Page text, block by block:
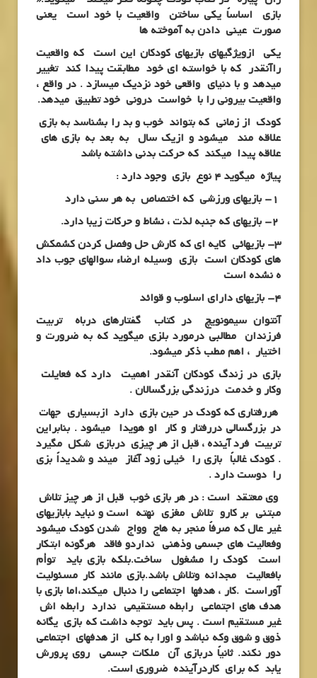
بازی اساساً یکی ساختن واقعیت با خود است یعنی
صورت عینی دادن به آموخته ها
یکی ازویژگیهای بازیهای کودکان این است که واقعیت
راآنقدر که با خواسته ای خود مطابقت پیدا کند تغییر
میدهد و با دنیای واقعی خود نزدیک میسازد . در واقع ،
واقعیت بیرونی را با خواست درونی خود تطبیق میدهد.
کودک از زمانی که بتواند خوب و بد را بشناسد به بازی
علاقه مند میشود و ازیک سال به بعد به بازی های
علاقه پیدا میکند که حرکت بدنی داشته باشد
پیاژه میگوید 4 نوع بازی وجود دارد :
3- بازیهائی کایه ای که کارش حل وفصل کردن کشمکش
های کودکان است بازی وسیله ارضاء سوالهای جوب داد
ه نشده است
4- بازیهای دارای اسلوب و قوائد
آنتوان سیمونویچ در کتاب گفتارهای درباه تربیت
فرزندان مطالبی درمورد بلزی میگوید که به ضرورت و
اختیار ، اهم مطب ذکر میشود.
بازی در زندگ کودکان آنقدر اهمیت دارد که فعایلت
وکار و خدمت درزندگی بزرگسالان .
هررفتاری که کودک در حین بازی دارد ازبسیاری جهات
در بزرگسالی دررفتار و کار او هویدا میشود . بنابراین
تربیت فرد آینده ، قبل از هر چیزی دربازی شکل مگیرد
. کودک غالباً بازی را خیلی زود آغاز میند و شدیداً بزی
را دوست دارد .
وی معتقد است : در هر بازی خوب قبل از هر چیز تلاش
مبتنی بر کارو تلاش مغزی نهته است و نباید بابازیهای
غیر عال که صرفاً منجر به هاج وواج شدن کودک میشود
وفعالیت های جسمی وذهنی نداردو فاقد هرگونه ابتکار
است کودک را مشغول ساخت.بلکه بازی باید توأم
بافعالیت مجدانه وتلاش باشد.بازی مانند کار مسئولیت
آوراست .کار ، هدفها اجتماعی را دنبال میکند،اما بازی با
هدف های اجتماعی رابطه مستقیمی ندارد رابطه اش
غیر مستقیم است . پس باید توجه داشت که بازی یگانه
ذوق و شوق وکه نباشد و اورا به کلی از هدفهای اجتماعی
دور نکند. ثانیاً دربازی آن ملکات جسمی روی پرورش
یابد که برای کاردرآینده ضروری است.